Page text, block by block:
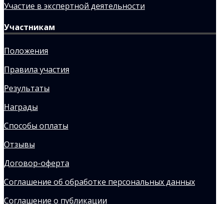
Участие в экспертной деятельности
Участникам
Положения
Правила участия
Результаты
Награды
Способы оплаты
Отзывы
Договор-оферта
Соглашение об обработке персональных данных
Соглашение о публикации